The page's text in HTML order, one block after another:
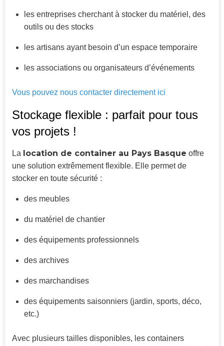
les entreprises cherchant à stocker du matériel, des
outils ou des stocks
les artisans ayant besoin d’un espace temporaire
les associations ou organisateurs d’événements
Vous pouvez nous contacter directement ici
Stockage flexible : parfait pour tous
vos projets !
La location de container au Pays Basque offre
une solution extrêmement flexible. Elle permet de
stocker en toute sécurité :
des meubles
du matériel de chantier
des équipements professionnels
des archives
des marchandises
des équipements saisonniers (jardin, sports, déco,
etc.)
Avec plusieurs tailles disponibles, les containers